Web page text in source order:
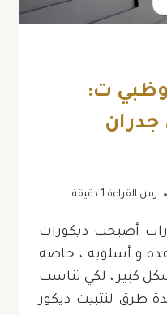
ت:
تزيين جدران
زمن القراءة دقيقة
أصبحت ديكورات
و أسلوبه ، خاصة
كبير ، لكي تناسب
طرق لتثبيت ديكور